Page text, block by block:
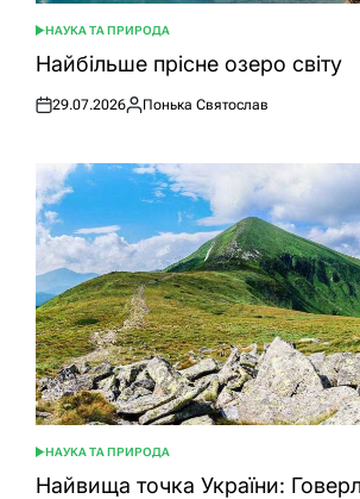
ОПУБЛІКУВАТИ
У
НАУКА ТА ПРИРОДА
Найбільше прісне озеро світу
Оприлюднено
29.07.2026
Опубліковано
Понька Святослав
ОПУБЛІКУВАТИ
У
НАУКА ТА ПРИРОДА
Найвища точка України: